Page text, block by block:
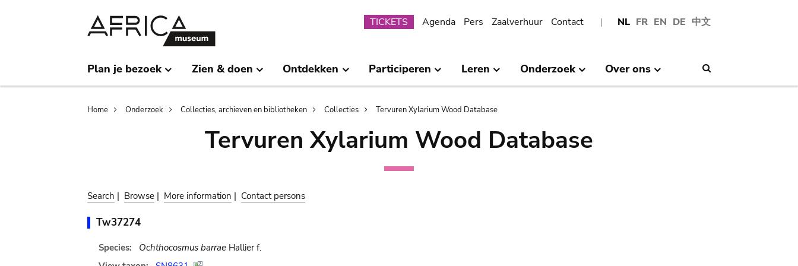
NL FR EN DE 中文
Submenu
TICKETS Agenda Pers Zaalverhuur Contact
Plan je bezoek Zien & doen Ontdekken Participeren Leren Onderzoek Over ons
Breadcrumb
Home Onderzoek Collecties, archieven en bibliotheken Collecties Tervuren Xylarium Wood Database
Tervuren Xylarium Wood Database
Search | Browse | More information | Contact persons
Tw37274
Species: Ochthocosmus barraeHallier f.